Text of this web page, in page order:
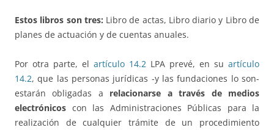
Estos libros son tres: Libro de actas, Libro diario y Libro de
planes de actuación y de cuentas anuales.
Por otra parte, el artículo 14.2 LPA prevé, en su artículo
14.2, que las personas jurídicas -y las fundaciones lo son-
estarán obligadas a relacionarse a través de medios
electrónicos con las Administraciones Públicas para la
realización de cualquier trámite de un procedimiento